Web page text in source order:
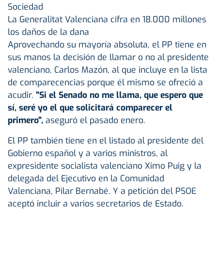
Sociedad
La Generalitat Valenciana cifra en 18.000 millones
los daños de la dana
Aprovechando su mayoría absoluta, el PP tiene en
sus manos la decisión de llamar o no al presidente
valenciano, Carlos Mazón, al que incluye en la lista
de comparecencias porque él mismo se ofreció a
acudir. "Si el Senado no me llama, que espero que
sí, seré yo el que solicitará comparecer el
primero", aseguró el pasado enero.
El PP también tiene en el listado al presidente del
Gobierno español y a varios ministros, al
expresidente socialista valenciano Ximo Puig y la
delegada del Ejecutivo en la Comunidad
Valenciana, Pilar Bernabé. Y a petición del PSOE
aceptó incluir a varios secretarios de Estado.